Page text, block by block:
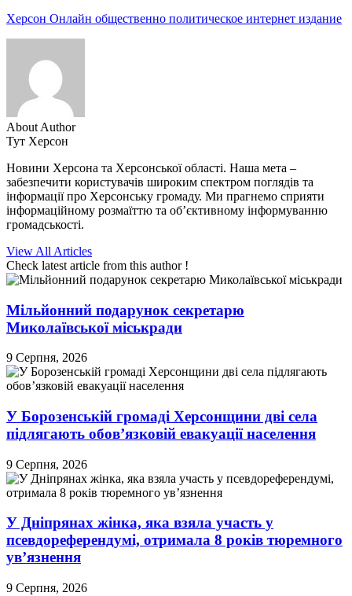
Херсон Онлайн общественно политическое интернет издание
About Author
Тут Херсон
Новини Херсона та Херсонської області. Наша мета –
забезпечити користувачів широким спектром поглядів та
інформації про Херсонську громаду. Ми прагнемо сприяти
інформаційному розмаїттю та об’єктивному інформуванню
громадськості.
View All Articles
Check latest article from this author !
Мільйонний подарунок секретарю
Миколаївської міськради
9 Серпня, 2026
У Борозенській громаді Херсонщини дві села
підлягають обов’язковій евакуації населення
9 Серпня, 2026
У Дніпрянах жінка, яка взяла участь у
псевдореферендумі, отримала 8 років тюремного
ув’язнення
9 Серпня, 2026